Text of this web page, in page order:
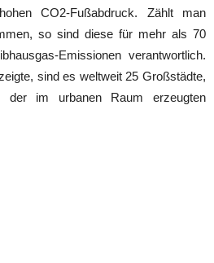
CO2-Fußabdruck. Zählt man
so sind diese für mehr als 70
Emissionen verantwortlich.
sind es weltweit 25 Großstädte,
im urbanen Raum erzeugten